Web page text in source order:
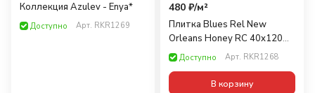
Коллекция Azulev - Enya*
Доступно Арт. RKR1269
480 ₽/м²
Плитка Blues Rel New
Orleans Honey RC 40x120
(0,96)Доступно Арт. RKR1268
В корзину